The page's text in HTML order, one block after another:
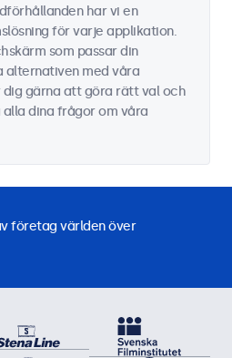
har vi en
för varje applikation.
som passar din
alternativen med våra
dig gärna att göra rätt val och
dina frågor om våra
företag världen över